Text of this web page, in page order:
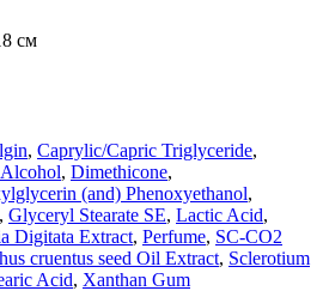
см
, Caprylic/Capric Triglyceride,
, Dimethicone,
(and) Phenoxyethanol,
, Glyceryl Stearate SE, Lactic Acid,
Digitata Extract, Perfume, SC-CO2
cruentus seed Oil Extract, Sclerotium
Acid, Xanthan Gum